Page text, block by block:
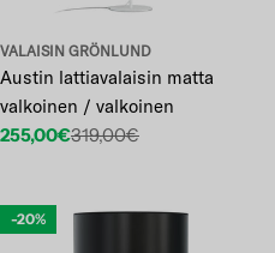
VALAISIN GRÖNLUND
Austin lattiavalaisin matta
valkoinen / valkoinen
Etuhinta
255,00€
Normaalihinta
319,00€
-20%